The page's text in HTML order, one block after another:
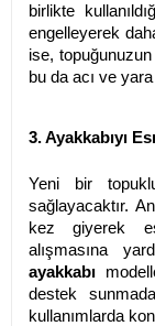
birlikte
engelleyerek
ise,
bu da acı ve
3. Ayakkabıyı
Yeni bir
sağlayacaktır.
kez giyerek
alışmasına
ayakkabı
destek
kullanımlarda